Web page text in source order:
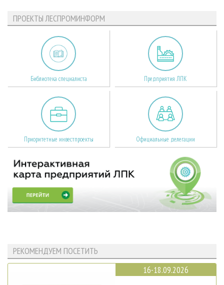
ПРОЕКТЫ ЛЕСПРОМИНФОРМ
Библиотека специалиста Предприятия ЛПК
Приоритетные инвестпроекты Официальные делегации
РЕКОМЕНДУЕМ ПОСЕТИТЬ
16-18.09.2026